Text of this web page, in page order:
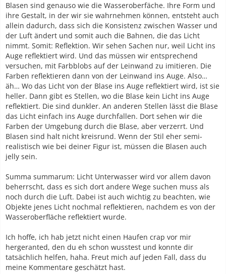
Blasen sind genauso wie die Wasseroberfäche. Ihre Form und
ihre Gestalt, in der wir sie wahrnehmen können, entsteht auch
allein dadurch, dass sich die Konsistenz zwischen Wasser und
der Luft ändert und somit auch die Bahnen, die das Licht
nimmt. Somit: Reflektion. Wir sehen Sachen nur, weil Licht ins
Auge reflektiert wird. Und das müssen wir entsprechend
versuchen, mit Farbblobs auf der Leinwand zu imitieren. Die
Farben reflektieren dann von der Leinwand ins Auge. Also…
äh… Wo das Licht von der Blase ins Auge reflektiert wird, ist sie
heller. Dann gibt es Stellen, wo die Blase kein Licht ins Auge
reflektiert. Die sind dunkler. An anderen Stellen lässt die Blase
das Licht einfach ins Auge durchfallen. Dort sehen wir die
Farben der Umgebung durch die Blase, aber verzerrt. Und
Blasen sind halt nicht kreisrund. Wenn der Stil eher semi-
realistisch wie bei deiner Figur ist, müssen die Blasen auch
jelly sein.
Summa summarum: Licht Unterwasser wird vor allem davon
beherrscht, dass es sich dort andere Wege suchen muss als
noch durch die Luft. Dabei ist auch wichtig zu beachten, wie
Objekte jenes Licht nochmal reflektieren, nachdem es von der
Wasseroberfläche reflektiert wurde.
Ich hoffe, ich hab jetzt nicht einen Haufen crap vor mir
hergeranted, den du eh schon wusstest und konnte dir
tatsächlich helfen, haha. Freut mich auf jeden Fall, dass du
meine Kommentare geschätzt hast.